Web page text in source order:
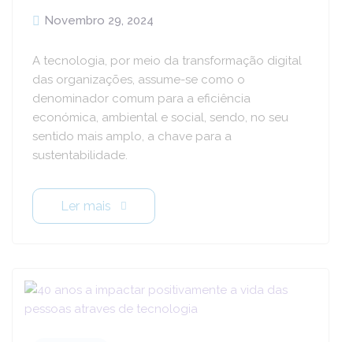
Novembro 29, 2024
A tecnologia, por meio da transformação digital
das organizações, assume-se como o
denominador comum para a eficiência
económica, ambiental e social, sendo, no seu
sentido mais amplo, a chave para a
sustentabilidade.
Ler mais